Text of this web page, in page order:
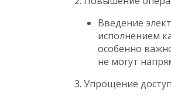
Введение
исполнением
особенно
не могут
3. Упрощение